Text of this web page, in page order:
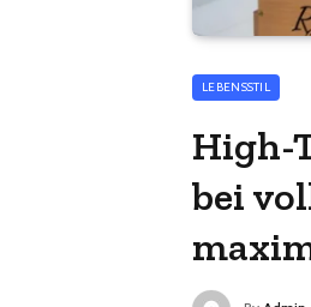
LEBENSSTIL
High-
bei